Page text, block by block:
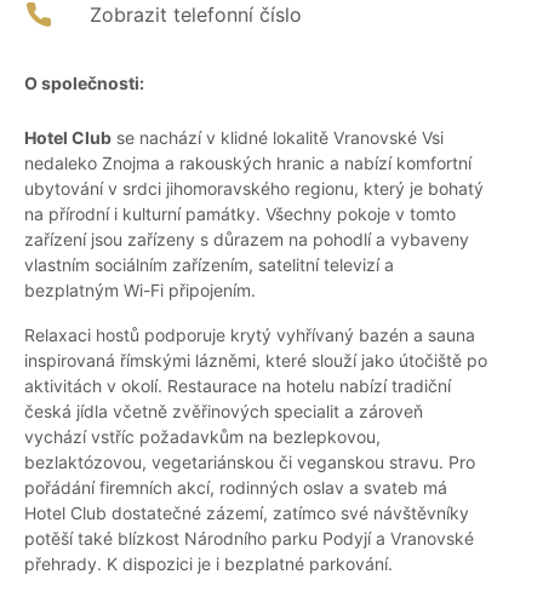
Zobrazit telefonní číslo
O společnosti:
Hotel Club se nachází v klidné lokalitě Vranovské Vsi
nedaleko Znojma a rakouských hranic a nabízí komfortní
ubytování v srdci jihomoravského regionu, který je bohatý
na přírodní i kulturní památky. Všechny pokoje v tomto
zařízení jsou zařízeny s důrazem na pohodlí a vybaveny
vlastním sociálním zařízením, satelitní televizí a
bezplatným Wi-Fi připojením.
Relaxaci hostů podporuje krytý vyhřívaný bazén a sauna
inspirovaná římskými lázněmi, které slouží jako útočiště po
aktivitách v okolí. Restaurace na hotelu nabízí tradiční
česká jídla včetně zvěřinových specialit a zároveň
vychází vstříc požadavkům na bezlepkovou,
bezlaktózovou, vegetariánskou či veganskou stravu. Pro
pořádání firemních akcí, rodinných oslav a svateb má
Hotel Club dostatečné zázemí, zatímco své návštěvníky
potěší také blízkost Národního parku Podyjí a Vranovské
přehrady. K dispozici je i bezplatné parkování.